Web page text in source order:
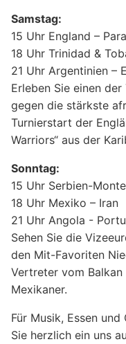
Samstag:
15 Uhr England –
18 Uhr Trinidad &
21 Uhr Argentinien –
Erleben Sie einen
gegen die stärkste
Turnierstart der
Warriors“ aus der
Sonntag:
15 Uhr Serbien-
18 Uhr Mexiko – Iran
21 Uhr Angola -
Sehen Sie die
den Mit-Favoriten
Vertreter vom
Mexikaner.
Für Musik, Essen
Sie herzlich ein uns